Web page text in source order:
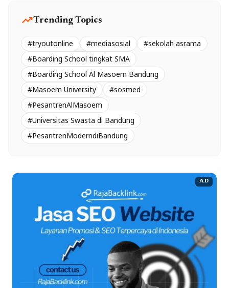
trending_upTrending Topics
#tryoutonline #mediasosial
#sekolah asrama
#Boarding School tingkat SMA
#Boarding School Al Masoem Bandung
#Masoem University
#sosmed
#PesantrenAlMasoem
#Universitas Swasta di Bandung
#PesantrenModerndiBandung
AD